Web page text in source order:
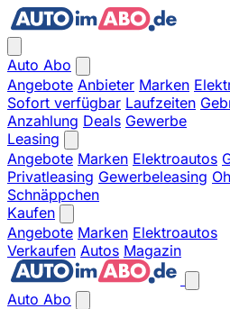
Auto Abo
Angebote Anbieter Marken
Sofort verfügbar Laufzeiten
Anzahlung Deals Gewerbe
Leasing
Angebote Marken Elektroautos
Privatleasing Gewerbeleasing
Schnäppchen
Kaufen
Angebote Marken Elektroautos
Verkaufen Autos Magazin
Auto Abo